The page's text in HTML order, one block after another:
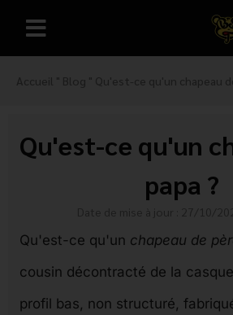
Qu'est-ce qu'un
papa ?
Qu'est-ce qu'un chapeau de
cousin décontracté de la
profil bas, non structuré,